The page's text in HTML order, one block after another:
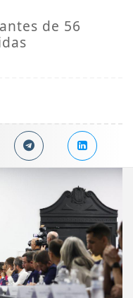
de 56